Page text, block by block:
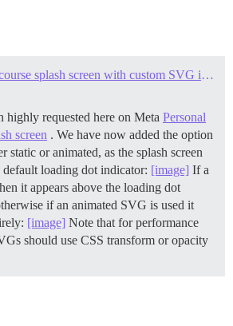
Branding the Discourse splash screen with custom SVG images
highly requested here on Meta Personal
screen . We have now added the option
static or animated, as the splash screen
default loading dot indicator: [image] If a
it appears above the loading dot
if an animated SVG is used it
[image] Note that for performance
should use CSS transform or opacity